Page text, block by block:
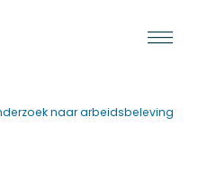
naar arbeidsbeleving